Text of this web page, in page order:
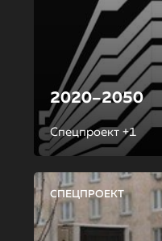
2020–2050
Спецпроект +1
СПЕЦПРОЕКТ